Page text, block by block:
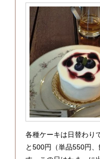
各種ケーキは日替わり
と500円（単品550円